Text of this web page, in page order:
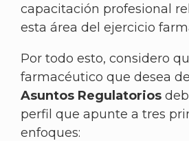
capacitación profesional
esta área del ejercicio
Por todo esto, considero
farmacéutico que desea
Asuntos Regulatorios
perfil que apunte a tres
enfoques: